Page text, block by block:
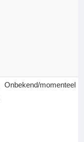
Onbekend/momenteel